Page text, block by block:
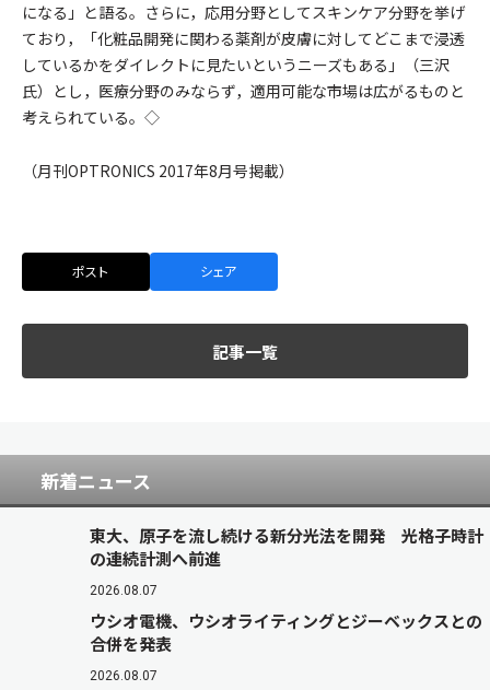
になる」と語る。さらに，応用分野としてスキンケア分野を挙げ
ており，「化粧品開発に関わる薬剤が皮膚に対してどこまで浸透
しているかをダイレクトに見たいというニーズもある」（三沢
氏）とし，医療分野のみならず，適用可能な市場は広がるものと
考えられている。◇
（月刊OPTRONICS 2017年8月号掲載）
ポスト シェア
記事一覧
新着ニュース
東大、原子を流し続ける新分光法を開発 光格子時計
の連続計測へ前進
2026.08.07
ウシオ電機、ウシオライティングとジーベックスとの
合併を発表
2026.08.07